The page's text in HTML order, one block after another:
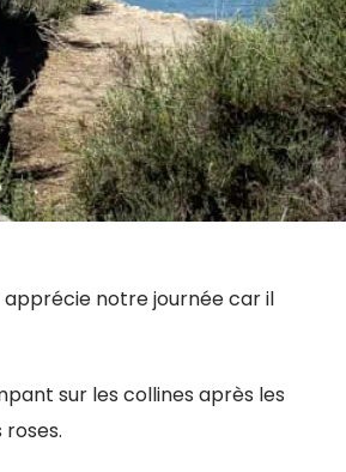
apprécie notre journée car il
sur les collines après les